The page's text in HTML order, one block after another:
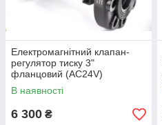
Електромагнітний клапан-
регулятор тиску 3"
фланцовий (AC24V)
В наявності
6 300 ₴